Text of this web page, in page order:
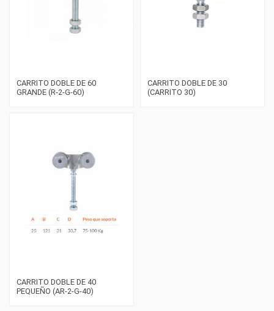
CARRITO DOBLE DE 60
GRANDE (R-2-G-60)
CARRITO DOBLE DE 30
(CARRITO 30)
CARRITO DOBLE DE 40
PEQUEÑO (AR-2-G-40)